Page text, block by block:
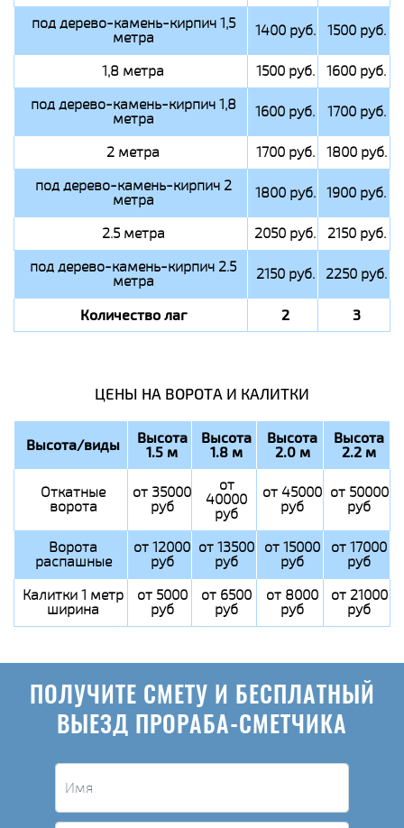
под дерево-камень-кирпич 1,5
метра 1400 руб. 1500 руб.
1,8 метра 1500 руб.
1600 руб.
под дерево-камень-кирпич 1,8
метра 1600 руб. 1700 руб.
2 метра 1700 руб.
1800 руб.
под дерево-камень-кирпич 2
метра 1800 руб. 1900 руб.
2.5 метра 2050 руб.
2150 руб.
под дерево-камень-кирпич 2.5
метра 2150 руб. 2250 руб.
Количество лаг 2 3
ЦЕНЫ НА ВОРОТА И КАЛИТКИ
Высота/виды Высота
1.5 м
Высота
1.8 м
Высота
2.0 м
Высота
2.2 м
Откатные
ворота
от 35000
руб
от
40000
руб
от 45000
руб
от 50000
руб
Ворота
распашные
от 12000
руб
от 13500
руб
от 15000
руб
от 17000
руб
Калитки 1 метр
ширина
от 5000
руб
от 6500
руб
от 8000
руб
от 21000
руб
ПОЛУЧИТЕ СМЕТУ И БЕСПЛАТНЫЙ
ВЫЕЗД ПРОРАБА-СМЕТЧИКА